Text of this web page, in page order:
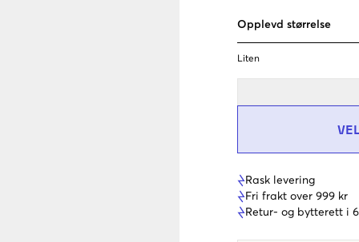
Opplevd størrelse
Liten
Rask levering
Fri frakt over 999 kr
Retur- og bytterett i